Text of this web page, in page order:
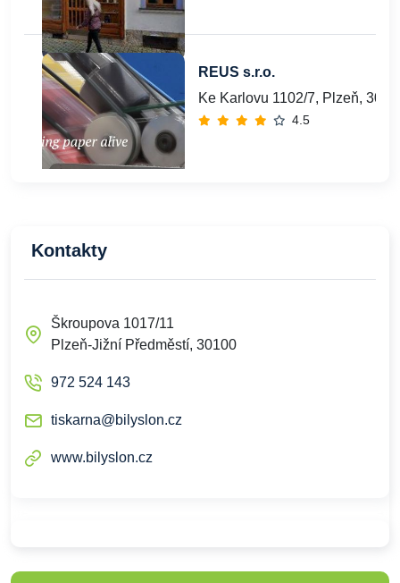
REUS s.r.o.
Ke Karlovu 1102/7, Plzeň,
4.5
Kontakty
Škroupova 1017/11
Plzeň-Jižní Předměstí, 30100
972 524 143
tiskarna@bilyslon.cz
www.bilyslon.cz